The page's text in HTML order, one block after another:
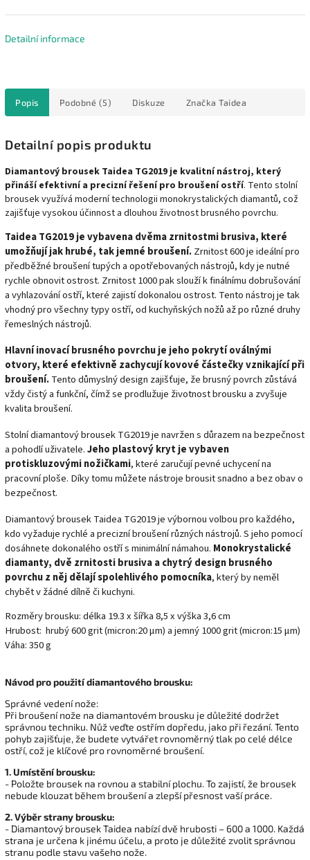
Detailní informace
Popis Podobné (5) Diskuze Značka Taidea
Detailní popis produktu
Diamantový brousek Taidea TG2019 je kvalitní nástroj, který
přináší efektivní a precizní řešení pro broušení ostří. Tento stolní
brousek využívá moderní technologii monokrystalických diamantů, což
zajišťuje vysokou účinnost a dlouhou životnost brusného povrchu.
Taidea TG2019 je vybavena dvěma zrnitostmi brusiva, které
umožňují jak hrubé, tak jemné broušení.Zrnitost 600 je ideální pro
předběžné broušení tupých a opotřebovaných nástrojů, kdy je nutné
rychle obnovit ostrost. Zrnitost 1000 pak slouží k finálnímu dobrušování
a vyhlazování ostří, které zajistí dokonalou ostrost. Tento nástroj je tak
vhodný pro všechny typy ostří, od kuchyňských nožů až po různé druhy
řemeslných nástrojů.
Hlavní inovací brusného povrchu je jeho pokrytí oválnými
otvory, které efektivně zachycují kovové částečky vznikající při
broušení.Tento důmyslný design zajišťuje, že brusný povrch zůstává
vždy čistý a funkční, čímž se prodlužuje životnost brousku a zvyšuje
kvalita broušení.
Stolní diamantový brousek TG2019 je navržen s důrazem na bezpečnost
a pohodlí uživatele.Jeho plastový kryt je vybaven
protiskluzovými nožičkami, které zaručují pevné uchycení na
pracovní ploše. Díky tomu můžete nástroje brousit snadno a bez obav o
bezpečnost.
Diamantový brousek Taidea TG2019 je výbornou volbou pro každého,
kdo vyžaduje rychlé a precizní broušení různých nástrojů. S jeho pomocí
dosáhnete dokonalého ostří s minimální námahou. Monokrystalické
diamanty, dvě zrnitosti brusiva a chytrý design brusného
povrchu z něj dělají spolehlivého pomocníka, který by neměl
chybět v žádné dílně či kuchyni.
Rozměry brousku: délka 19.3 x šířka 8,5 x výška 3,6 cm
Hrubost: hrubý 600 grit (micron:20 μm) a jemný 1000 grit (micron:15 μm)
Váha: 350 g
Návod pro použití diamantového brousku:
Správné vedení nože:
Při broušení nože na diamantovém brousku je důležité dodržet
správnou techniku. Nůž veďte ostřím dopředu, jako při řezání. Tento
pohyb zajišťuje, že budete vytvářet rovnoměrný tlak po celé délce
ostří, což je klíčové pro rovnoměrné broušení.
1. Umístění brousku:
- Položte brousek na rovnou a stabilní plochu. To zajistí, že brousek
nebude klouzat během broušení a zlepší přesnost vaší práce.
2. Výběr strany brousku:
- Diamantový brousek Taidea nabízí dvě hrubosti – 600 a 1000. Každá
strana je určena k jinému účelu, a proto je důležité zvolit správnou
stranu podle stavu vašeho nože.